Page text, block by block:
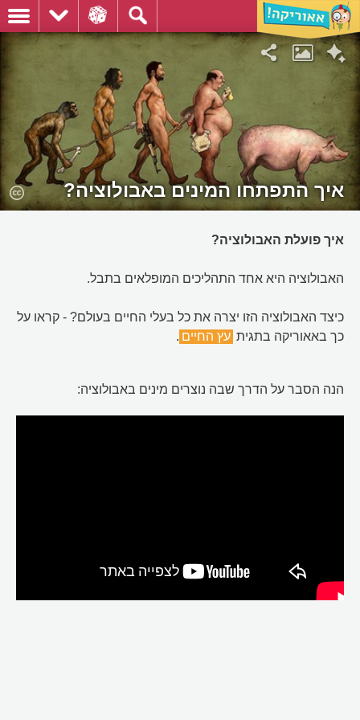
איך התפתחו המינים באבולוציה?
איך פועלת האבולוציה?
האבולוציה היא אחד התהליכים המופלאים בתבל.
כיצד האבולוציה הזו יצרה את כל בעלי החיים בעולם? - קראו על
כך באאוריקה בתגית עץ החיים .
הנה הסבר על הדרך שבה נוצרים מינים באבולוציה: